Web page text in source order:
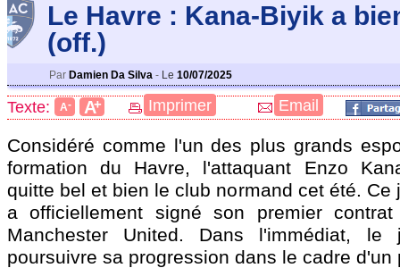
Le Havre : Kana-Biyik a
(off.)
Par Damien Da Silva - Le 10/07/2025
Texte: A- A+ Imprimer Email
Considéré comme l'un des plus grands
formation du Havre, l'attaquant Enzo
quitte bel et bien le club normand cet été. Ce
a officiellement signé son premier
Manchester United. Dans l'immédiat, le
poursuivre sa progression dans le cadre d'un